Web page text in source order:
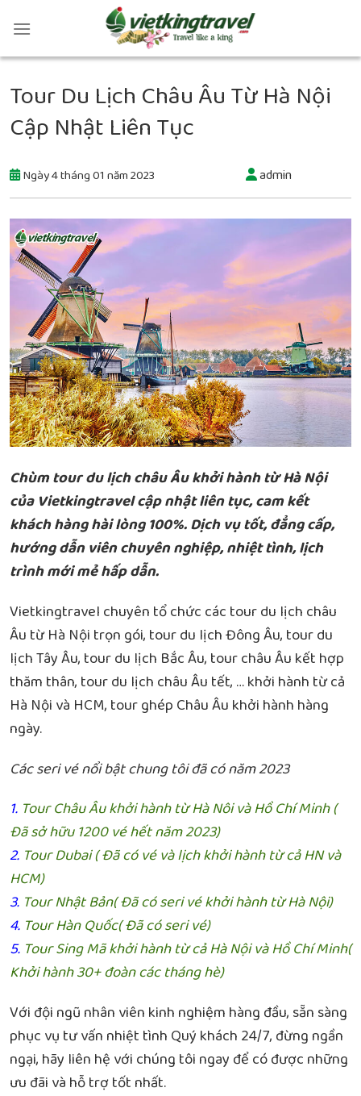
Tour Du Lịch Châu Âu Từ Hà Nội
Cập Nhật Liên Tục
Ngày 4 tháng 01 năm 2023 admin
Chùm tour du lịch châu Âu khởi hành từ Hà Nội
của Vietkingtravel cập nhật liên tục, cam kết
khách hàng hài lòng 100%. Dịch vụ tốt, đẳng cấp,
hướng dẫn viên chuyên nghiệp, nhiệt tình, lịch
trình mới mẻ hấp dẫn.
Vietkingtravel chuyên tổ chức các tour du lịch châu
Âu từ Hà Nội trọn gói, tour du lịch Đông Âu, tour du
lịch Tây Âu, tour du lịch Bắc Âu, tour châu Âu kết hợp
thăm thân, tour du lịch châu Âu tết, … khởi hành từ cả
Hà Nội và HCM, tour ghép Châu Âu khởi hành hàng
ngày.
Các seri vé nổi bật chung tôi đã có năm 2023
1. Tour Châu Âu khởi hành từ Hà Nôi và Hồ Chí Minh (
Đã sở hữu 1200 vé hết năm 2023)
2. Tour Dubai ( Đã có vé và lịch khởi hành từ cả HN và
HCM)
3. Tour Nhật Bản( Đã có seri vé khởi hành từ Hà Nội)
4. Tour Hàn Quốc( Đã có seri vé)
5. Tour Sing Mã khởi hành từ cả Hà Nội và Hồ Chí Minh(
Khởi hành 30+ đoàn các tháng hè)
Với đội ngũ nhân viên kinh nghiệm hàng đầu, sẵn sàng
phục vụ tư vấn nhiệt tình Quý khách 24/7, đừng ngần
ngại, hãy liên hệ với chúng tôi ngay để có được những
ưu đãi và hỗ trợ tốt nhất.